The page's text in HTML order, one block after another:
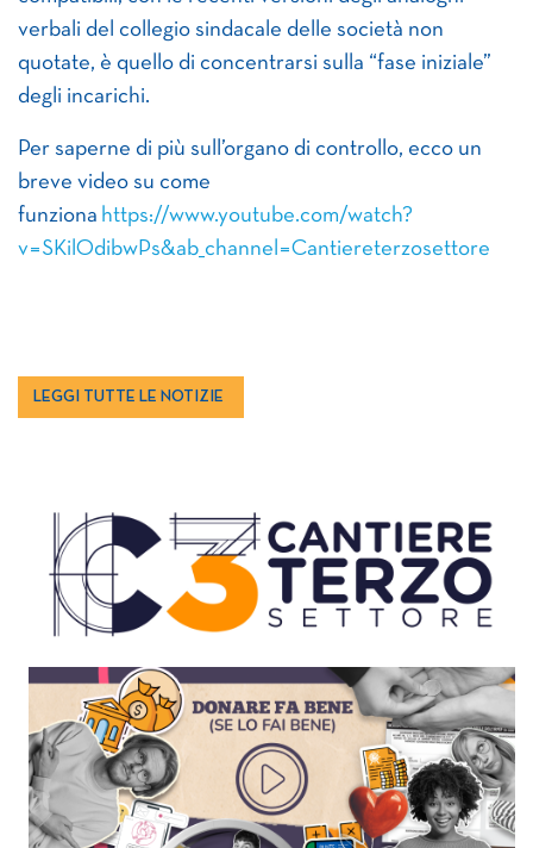
verbali del collegio sindacale delle società non
quotate, è quello di concentrarsi sulla “fase iniziale”
degli incarichi.
Per saperne di più sull’organo di controllo, ecco un
breve video su come
funziona https://www.youtube.com/watch?
v=SKilOdibwPs&ab_channel=Cantiereterzosettore
LEGGI TUTTE LE NOTIZIE